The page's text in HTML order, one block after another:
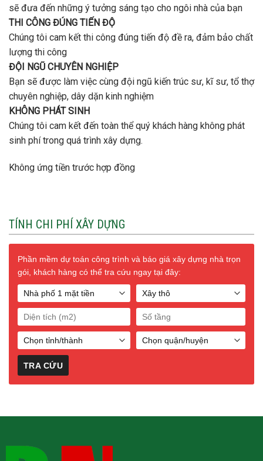
sẽ đưa đến những ý tưởng sáng tạo cho ngôi nhà của bạn
THI CÔNG ĐÚNG TIẾN ĐỘ
Chúng tôi cam kết thi công đúng tiến độ đề ra, đảm bảo chất
lượng thi công
ĐỘI NGŨ CHUYÊN NGHIỆP
Bạn sẽ được làm việc cùng đội ngũ kiến trúc sư, kĩ sư, tổ thợ
chuyên nghiệp, dây dặn kinh nghiệm
KHÔNG PHÁT SINH
Chúng tôi cam kết đến toàn thể quý khách hàng không phát
sinh phí trong quá trình xây dựng.
Không ứng tiền trước hợp đồng
TÍNH CHI PHÍ XÂY DỰNG
Phần mềm dự toán công trình và báo giá xây dựng nhà trọn
gói, khách hàng có thể tra cứu ngay tại đây: